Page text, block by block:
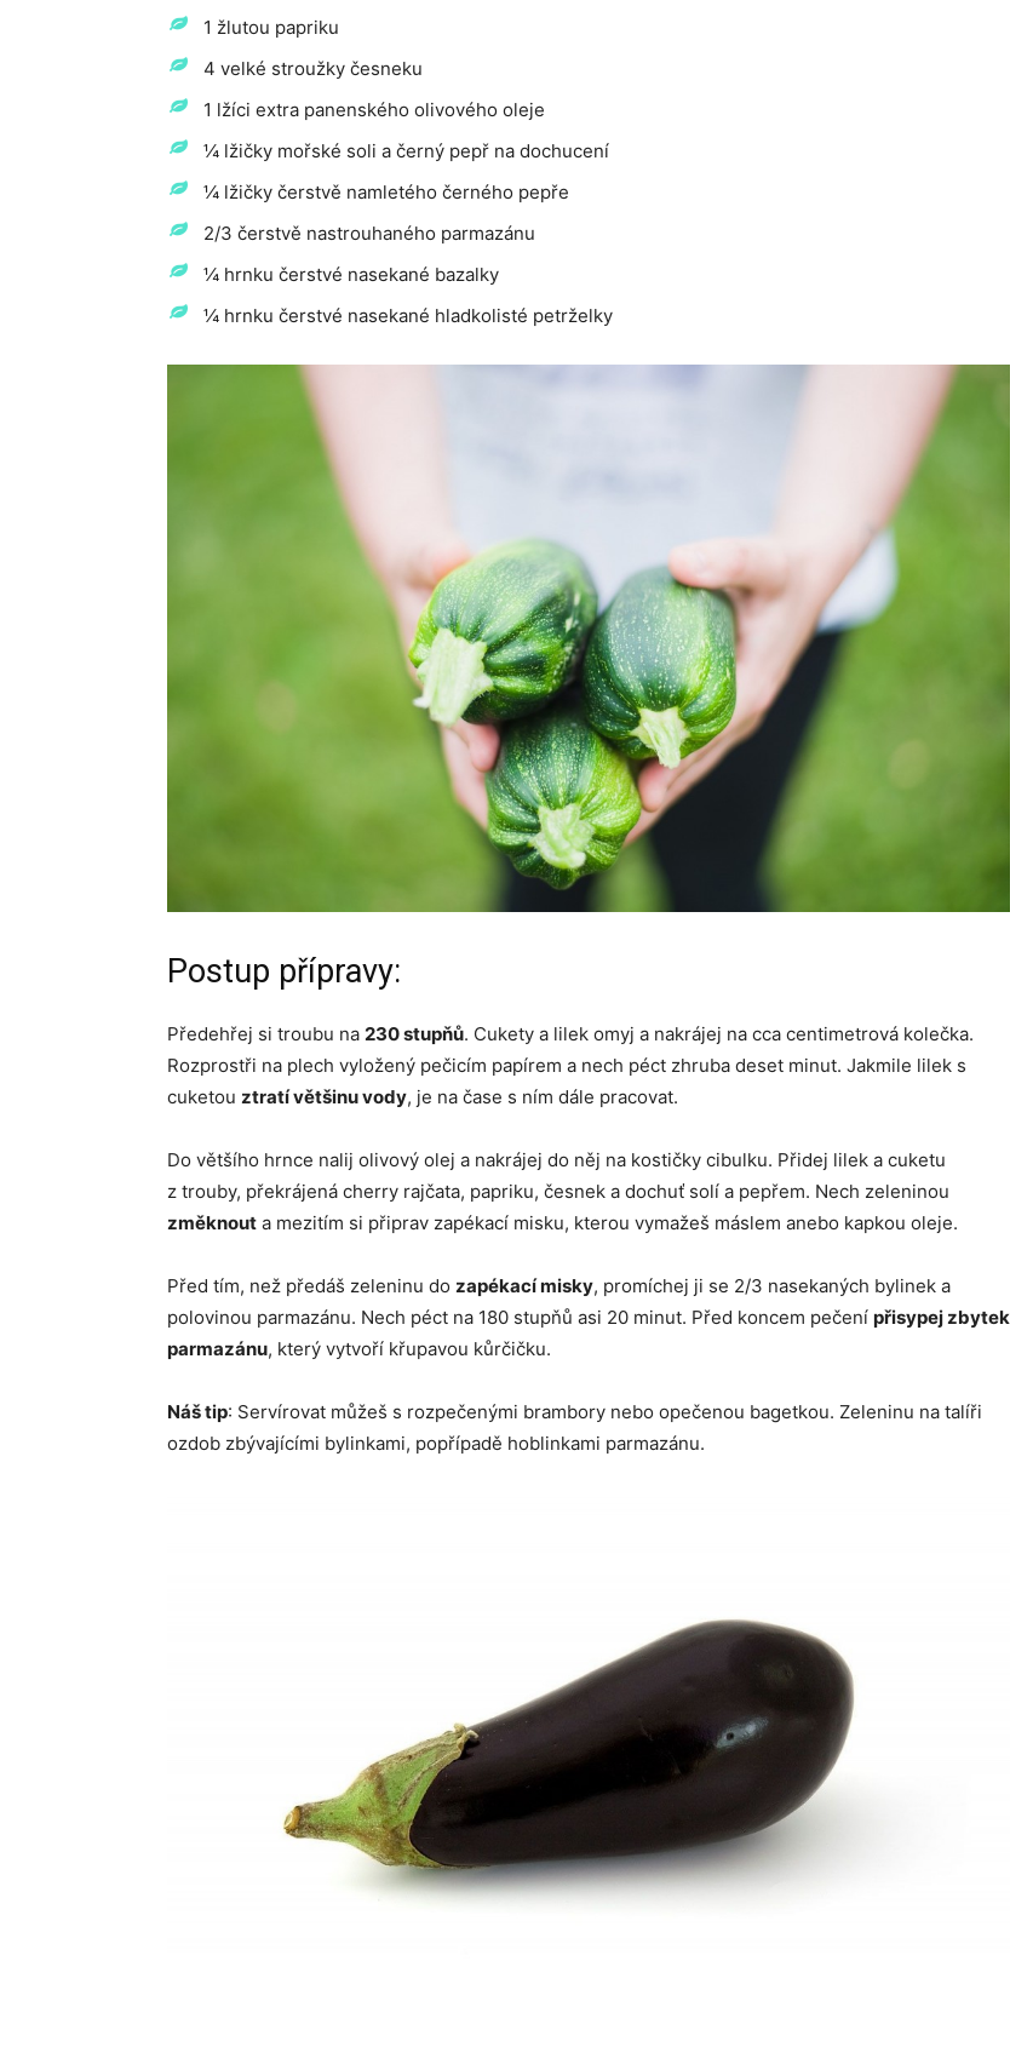
1 žlutou papriku
4 velké stroužky česneku
1 lžíci extra panenského olivového oleje
¼ lžičky mořské soli a černý pepř na dochucení
¼ lžičky čerstvě namletého černého pepře
2/3 čerstvě nastrouhaného parmazánu
¼ hrnku čerstvé nasekané bazalky
¼ hrnku čerstvé nasekané hladkolisté petrželky
Postup přípravy:
Předehřej si troubu na 230 stupňů. Cukety a lilek omyj a nakrájej na cca centimetrová kolečka.
Rozprostři na plech vyložený pečicím papírem a nech péct zhruba deset minut. Jakmile lilek s
cuketou ztratí většinu vody, je na čase s ním dále pracovat.
Do většího hrnce nalij olivový olej a nakrájej do něj na kostičky cibulku. Přidej lilek a cuketu
z trouby, překrájená cherry rajčata, papriku, česnek a dochuť solí a pepřem. Nech zeleninou
změknout a mezitím si připrav zapékací misku, kterou vymažeš máslem anebo kapkou oleje.
Před tím, než předáš zeleninu do zapékací misky, promíchej ji se 2/3 nasekaných bylinek a
polovinou parmazánu. Nech péct na 180 stupňů asi 20 minut. Před koncem pečení přisypej zbytek
parmazánu, který vytvoří křupavou kůrčičku.
Náš tip: Servírovat můžeš s rozpečenými brambory nebo opečenou bagetkou. Zeleninu na talíři
ozdob zbývajícími bylinkami, popřípadě hoblinkami parmazánu.